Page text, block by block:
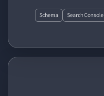
Search Console
Schema